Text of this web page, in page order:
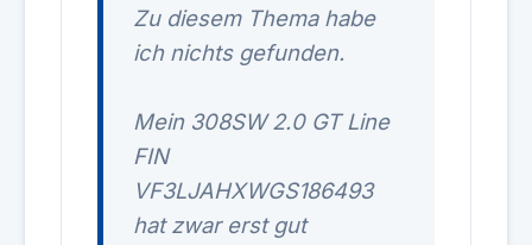
Zu diesem Thema habe
ich nichts gefunden.
Mein 308SW 2.0 GT Line
FIN
VF3LJAHXWGS186493
hat zwar erst gut